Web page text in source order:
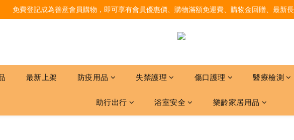
免費登記成為善意會員購物，即可享有會員優惠價、購物滿額免運費、購物金回贈、最新
最新上架 防疫用品 失禁護理 傷口護理 醫療檢測
助行出行 浴室安全 樂齡家居用品